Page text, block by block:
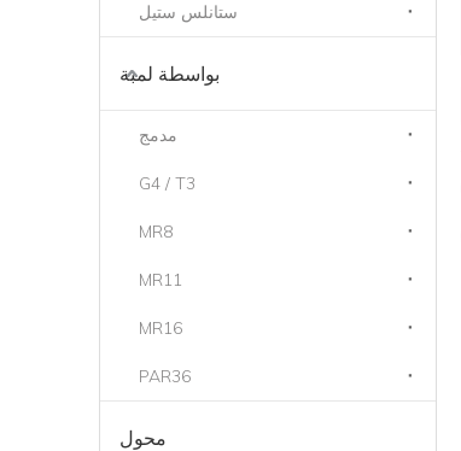
ستانلس ستيل
بواسطة لمبة
مدمج
G4 / T3
MR8
MR11
MR16
PAR36
محول